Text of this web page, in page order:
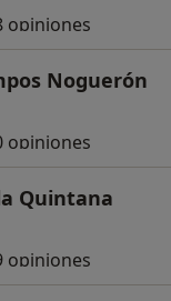
opiniones
Noguerón
opiniones
Quintana
opiniones